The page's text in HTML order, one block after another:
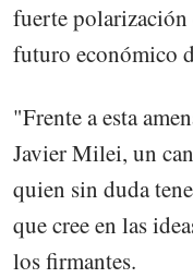
fuerte
futuro económico
"Frente a esta
Javier Milei, un
quien sin duda
que cree en las
los firmantes.